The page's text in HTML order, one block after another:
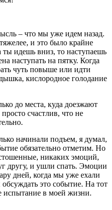
– что мы уже идем назад.
и это было крайне
идешь вниз, то наступаешь
наступать на пятку. Когда
чуть повыше или идти
кислородное голодание
до места, куда доезжают
счастлив, что не
начинали подъем, я думал,
обязательно отметим. Но
никаких эмоций,
другу, и ушли спать. Эмоции
дней, когда мы уже ехали
это событие. На тот
испытание в моей жизни.